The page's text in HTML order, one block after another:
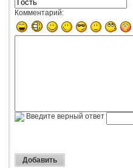
Комментарий:
Введите верный ответ